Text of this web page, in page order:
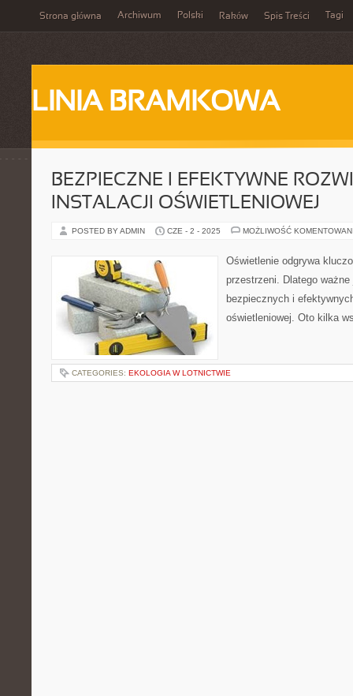
Strona główna Archiwum Polski Raków Spis Treści Tagi
LINIA BRAMKOWA
BEZPIECZNE I EFEKTYWNE
INSTALACJI OŚWIETLENIOWEJ
POSTED BY ADMIN CZE - 2 - 2025 MOŻLIWOŚĆ
Oświetlenie odgrywa
przestrzeni. Dlatego
bezpiecznych i
oświetleniowej. Oto kilka
CATEGORIES: EKOLOGIA W LOTNICTWIE